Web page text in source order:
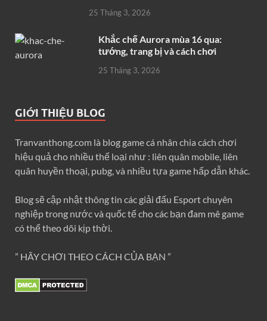
25 Tháng 3, 2026
Khắc chế Aurora mùa 16 qua:
tướng, trang bị và cách chơi
25 Tháng 3, 2026
GIỚI THIỆU BLOG
Tranvanthong.com là blog game cá nhân chia cách chơi
hiệu quả cho nhiều thể loại như : liên quân mobile, liên
quân huyền thoại, pubg, và nhiều tựa game hấp dẫn khác.
Blog sẽ cập nhật thông tin các giải đấu Esport chuyên
nghiệp trong nước và quốc tế cho các bạn đam mê game
có thể theo dõi kịp thời.
” HÃY CHƠI THEO CÁCH CỦA BẠN ”